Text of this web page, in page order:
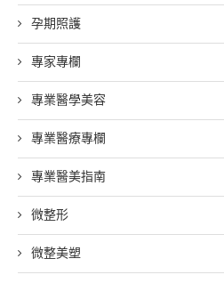
孕期照護
專家專欄
專業醫學美容
專業醫療專欄
專業醫美指南
微整形
微整美塑